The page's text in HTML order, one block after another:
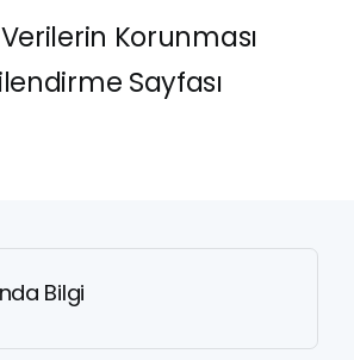
Korunması
Sayfası
Bilgi